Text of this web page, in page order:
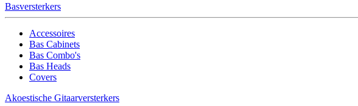
Basversterkers
Accessoires
Bas Cabinets
Bas Combo's
Bas Heads
Covers
Akoestische Gitaarversterkers